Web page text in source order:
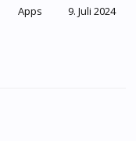
Apps 9. Juli 2024